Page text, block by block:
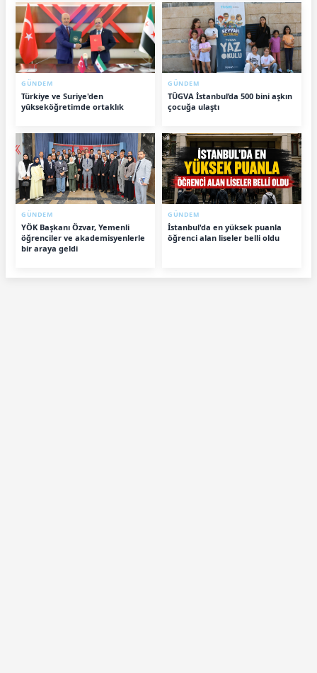
GÜNDEM
Türkiye ve Suriye'den
yükseköğretimde ortaklık
GÜNDEM
TÜGVA İstanbul’da 500 bini aşkın
çocuğa ulaştı
GÜNDEM
YÖK Başkanı Özvar, Yemenli
öğrenciler ve akademisyenlerle
bir araya geldi
GÜNDEM
İstanbul'da en yüksek puanla
öğrenci alan liseler belli oldu